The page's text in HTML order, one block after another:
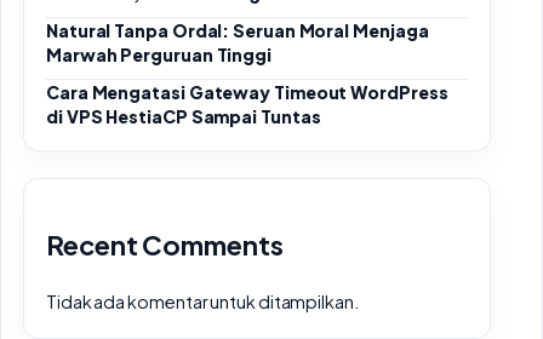
Natural Tanpa Ordal: Seruan Moral Menjaga
Marwah Perguruan Tinggi
Cara Mengatasi Gateway Timeout WordPress
di VPS HestiaCP Sampai Tuntas
Recent Comments
Tidak ada komentar untuk ditampilkan.